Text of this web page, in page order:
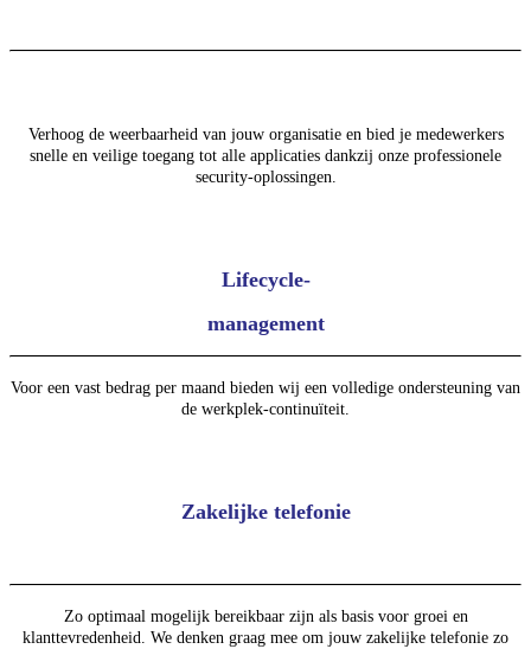
Verhoog de weerbaarheid van jouw organisatie en bied je medewerkers
snelle en veilige toegang tot alle applicaties dankzij onze professionele
security-oplossingen.
Lifecycle-
management
Voor een vast bedrag per maand bieden wij een volledige ondersteuning van
de werkplek-continuïteit.
Zakelijke telefonie
Zo optimaal mogelijk bereikbaar zijn als basis voor groei en
klanttevredenheid. We denken graag mee om jouw zakelijke telefonie zo